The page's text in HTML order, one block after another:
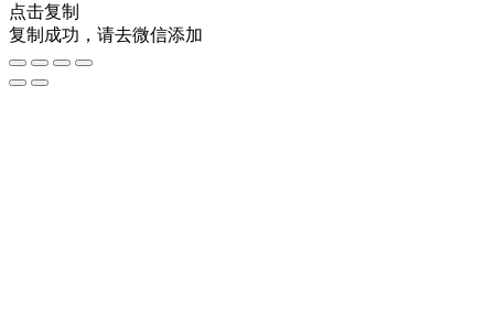
点击复制
复制成功，请去微信添加